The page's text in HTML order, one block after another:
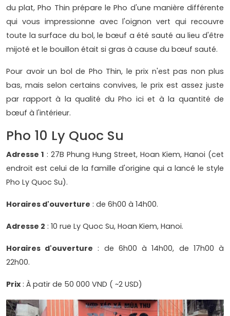
du plat, Pho Thin prépare le Pho d'une manière différente
qui vous impressionne avec l'oignon vert qui recouvre
toute la surface du bol, le bœuf a été sauté au lieu d'être
mijoté et le bouillon était si gras à cause du bœuf sauté.
Pour avoir un bol de Pho Thin, le prix n'est pas non plus
bas, mais selon certains convives, le prix est assez juste
par rapport à la qualité du Pho ici et à la quantité de
bœuf à l'intérieur.
Pho 10 Ly Quoc Su
Adresse 1 : 27B Phung Hung Street, Hoan Kiem, Hanoi (cet
endroit est celui de la famille d'origine qui a lancé le style
Pho Ly Quoc Su).
Horaires d'ouverture : de 6h00 à 14h00.
Adresse 2 : 10 rue Ly Quoc Su, Hoan Kiem, Hanoi.
Horaires d'ouverture : de 6h00 à 14h00, de 17h00 à
22h00.
Prix : À patir de 50 000 VND ( ~2 USD)